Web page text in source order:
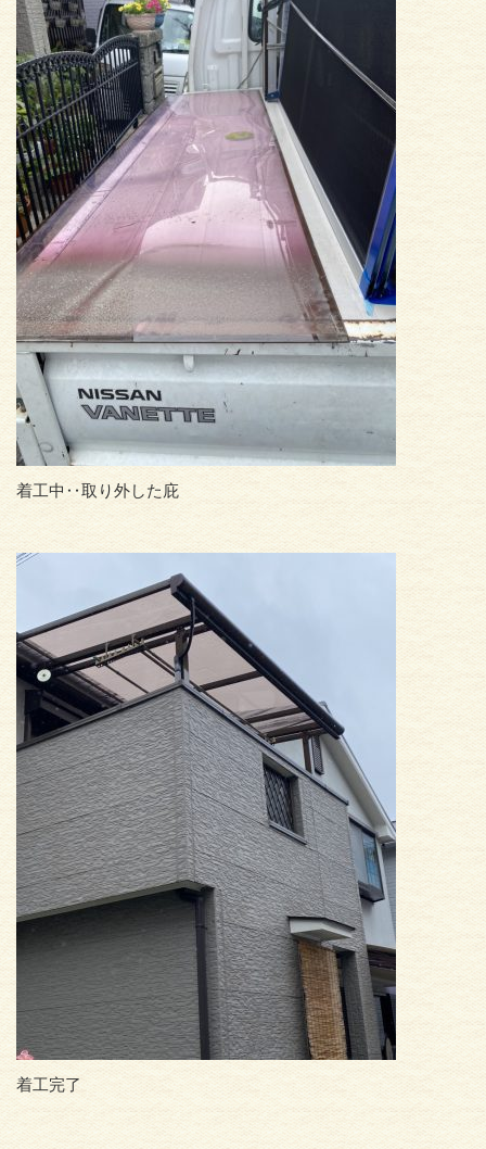
着工中‥取り外した庇
着工完了